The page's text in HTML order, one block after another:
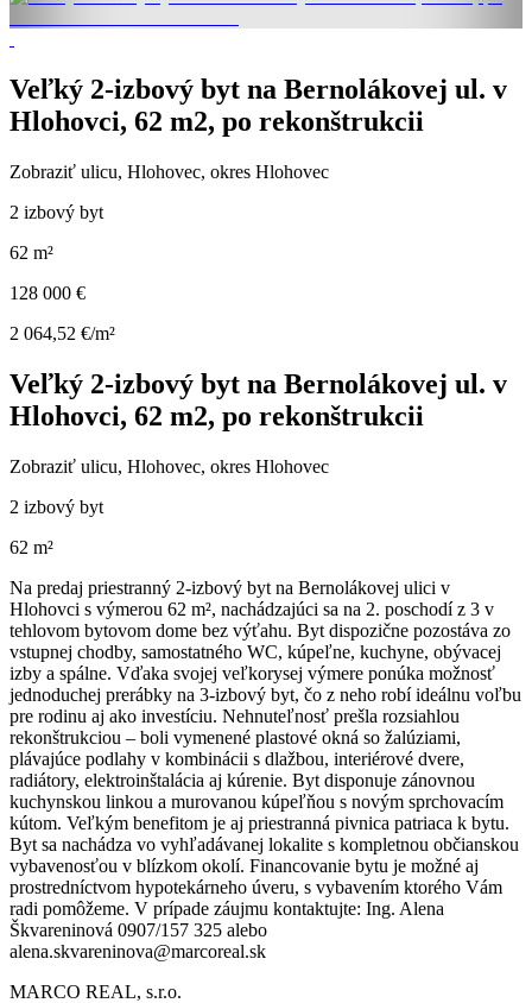
Veľký 2-izbový byt na Bernolákovej ul. v
Hlohovci, 62 m2, po rekonštrukcii
Zobraziť ulicu, Hlohovec, okres Hlohovec
2 izbový byt
62 m²
128 000 €
2 064,52 €/m²
Veľký 2-izbový byt na Bernolákovej ul. v
Hlohovci, 62 m2, po rekonštrukcii
Zobraziť ulicu, Hlohovec, okres Hlohovec
2 izbový byt
62 m²
Na predaj priestranný 2-izbový byt na Bernolákovej ulici v
Hlohovci s výmerou 62 m², nachádzajúci sa na 2. poschodí z 3 v
tehlovom bytovom dome bez výťahu. Byt dispozične pozostáva zo
vstupnej chodby, samostatného WC, kúpeľne, kuchyne, obývacej
izby a spálne. Vďaka svojej veľkorysej výmere ponúka možnosť
jednoduchej prerábky na 3-izbový byt, čo z neho robí ideálnu voľbu
pre rodinu aj ako investíciu. Nehnuteľnosť prešla rozsiahlou
rekonštrukciou – boli vymenené plastové okná so žalúziami,
plávajúce podlahy v kombinácii s dlažbou, interiérové dvere,
radiátory, elektroinštalácia aj kúrenie. Byt disponuje zánovnou
kuchynskou linkou a murovanou kúpeľňou s novým sprchovacím
kútom. Veľkým benefitom je aj priestranná pivnica patriaca k bytu.
Byt sa nachádza vo vyhľadávanej lokalite s kompletnou občianskou
vybavenosťou v blízkom okolí. Financovanie bytu je možné aj
prostredníctvom hypotekárneho úveru, s vybavením ktorého Vám
radi pomôžeme. V prípade záujmu kontaktujte: Ing. Alena
Škvareninová 0907/157 325 alebo
alena.skvareninova@marcoreal.sk
MARCO REAL, s.r.o.